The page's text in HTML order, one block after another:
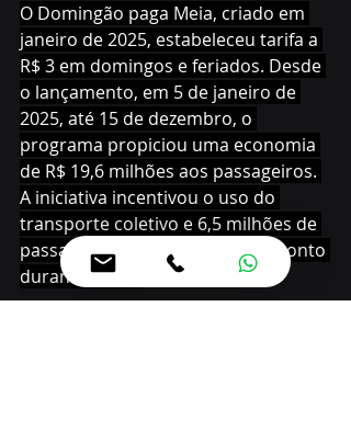
O Domingão paga Meia, criado em
janeiro de 2025, estabeleceu tarifa a
R$ 3 em domingos e feriados. Desde
o lançamento, em 5 de janeiro de
2025, até 15 de dezembro, o
programa propiciou uma economia
de R$ 19,6 milhões aos passageiros.
A iniciativa incentivou o uso do
transporte coletivo e 6,5 milhões de
passageiros usufruíram do desconto
durante o ano.